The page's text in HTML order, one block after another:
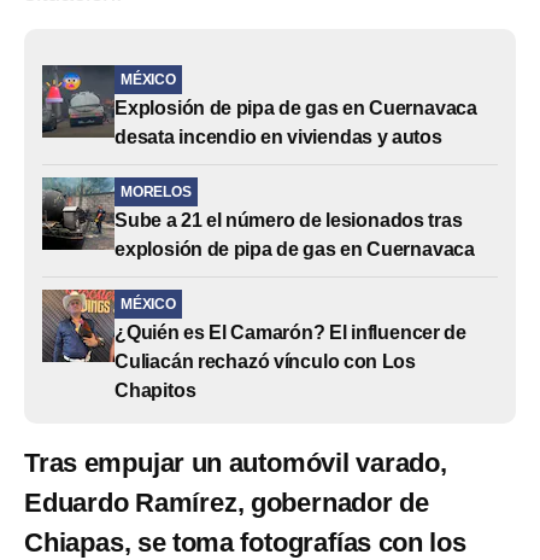
MÉXICO
Explosión de pipa de gas en Cuernavaca
desata incendio en viviendas y autos
MORELOS
Sube a 21 el número de lesionados tras
explosión de pipa de gas en Cuernavaca
MÉXICO
¿Quién es El Camarón? El influencer de
Culiacán rechazó vínculo con Los
Chapitos
Tras empujar un automóvil varado,
Eduardo Ramírez, gobernador de
Chiapas, se toma fotografías con los